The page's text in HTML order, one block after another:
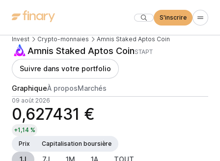
S'inscrire
Invest Crypto-monnaies Amnis Staked Aptos Coin
Amnis Staked Aptos CoinSTAPT
Suivre dans votre portfolio
GraphiqueÀ proposMarchés
09 août 2026
0,627431 €
+1,14 %
Prix
Capitalisation boursière
1J 7J 1M 1A TOUT